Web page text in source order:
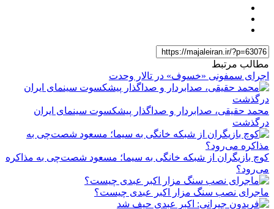
مطالب مرتبط
اجرای سمفونی «خسوف» در تالار وحدت
محمد حقیقی، صدابردار و صداگذار پیشکسوت سینمای ایران
درگذشت
کوچ بازیگران از شبکه خانگی به سیما؛ مسعود شصت‌چی به مذاکره
می‌رود؟
ماجرای نصب سنگ مزار اکبر عبدی چیست؟